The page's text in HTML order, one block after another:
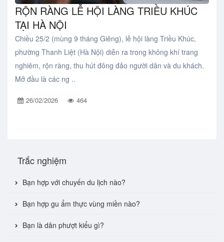
RỘN RÀNG LỄ HỘI LÀNG TRIỀU KHÚC
TẠI HÀ NỘI
Chiều 25/2 (mùng 9 tháng Giêng), lễ hội làng Triều Khúc,
phường Thanh Liệt (Hà Nội) diễn ra trong không khí trang
nghiêm, rộn ràng, thu hút đông đảo người dân và du khách.
Mở đầu là các ng ..
26/02/2026 464
Trắc nghiệm
Bạn hợp với chuyến du lịch nào?
Bạn hợp gu ẩm thực vùng miền nào?
Bạn là dân phượt kiểu gì?